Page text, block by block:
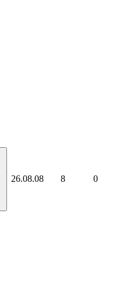
26.08.08 8 0